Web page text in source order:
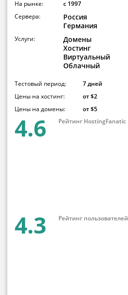
На рынке:
c 1997
Сервера:
Россия
Германия
Услуги:
Домены
Хостинг
Виртуальный
Облачный
Тестовый период:
7 дней
Цены на хостинг:
от $2
Цены на домены:
от $5
4.6 Рейтинг HostingFanatic
4.3 Рейтинг пользователей